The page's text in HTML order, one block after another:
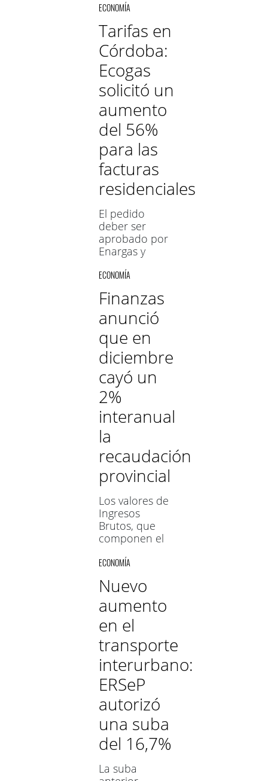
Comerciantes
Minoristas
señaló que
durante los
últimos 12
meses el costo
de la Canasta
Básica Total
(calculada para
personas) tuvo
un incremento
de $79.096,
alcanzando en
diciembre del
último año el
importe de
$161.485
ECONOMÍA
Tarifas en
Córdoba:
Ecogas
solicitó un
aumento
del 56%
para las
facturas
residenciales
El pedido
deber ser
aprobado por
Enargas y
febrero. De
monto del
servicio pasaría
a ajustarse
cada tres
meses
ECONOMÍA
Finanzas
anunció
que en
diciembre
cayó un
2%
interanual
la
recaudación
provincial
Los valores de
Ingresos
Brutos, que
componen el
recaudación
en un 7% en
relación al
mismo mes del
año 2021
ECONOMÍA
Nuevo
aumento
en el
transporte
interurbano:
ERSeP
autorizó
una suba
del 16,7%
La suba